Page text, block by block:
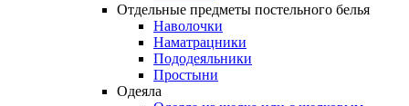
Отдельные предметы постельного белья
Наволочки
Наматрацники
Пододеяльники
Простыни
Одеяла